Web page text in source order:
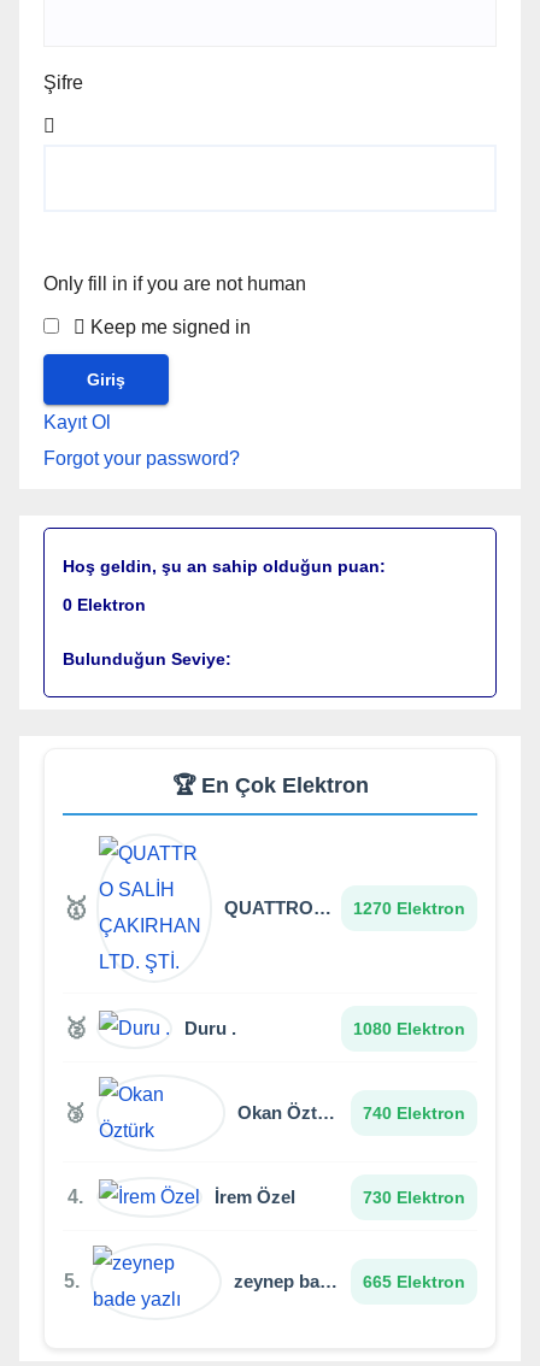
Şifre
Only fill in if you are not human
Keep me signed in
Kayıt Ol
Forgot your password?
Hoş geldin, şu an sahip olduğun puan:
0 Elektron
Bulunduğun Seviye:
🏆 En Çok Elektron
🥇 QUATTRO SALİH ÇAKIRHAN LTD. ŞTİ. 1270 Elektron
🥈 Duru . 1080 Elektron
🥉 Okan Öztürk 740 Elektron
4. İrem Özel 730 Elektron
5. zeynep bade yazlı 665 Elektron